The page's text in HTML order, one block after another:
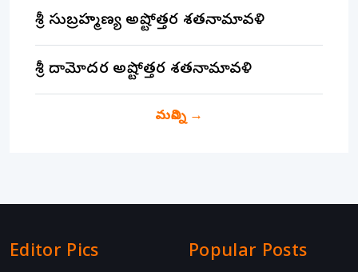
శ్రీ సుబ్రహ్మణ్య అష్టోత్తర శతనామావళి
శ్రీ దామోదర అష్టోత్తర శతనామావళి
మరిన్ని→
Editor Pics Popular Posts